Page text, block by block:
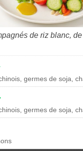
de riz blanc,
germes de soja,
germes de soja,